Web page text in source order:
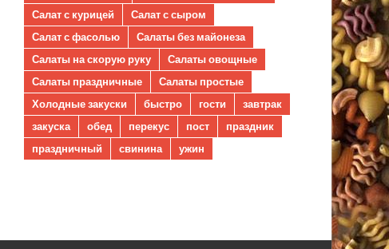
Салат с курицей
Салат с сыром
Салат с фасолью
Салаты без майонеза
Салаты на скорую руку
Салаты овощные
Салаты праздничные
Салаты простые
Холодные закуски
быстро гости
завтрак
закуска
обед перекус пост
праздник
праздничный
свинина ужин